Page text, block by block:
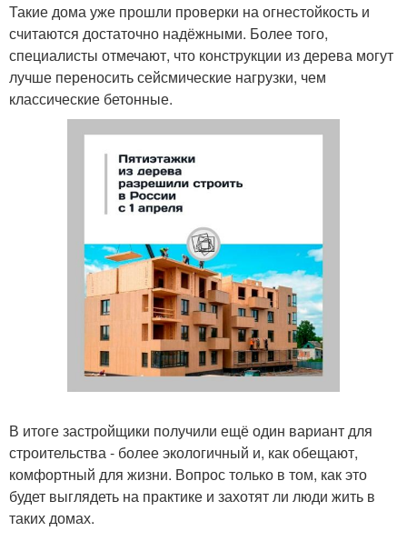
Такие дома уже прошли проверки на огнестойкость и
считаются достаточно надёжными. Более того,
специалисты отмечают, что конструкции из дерева могут
лучше переносить сейсмические нагрузки, чем
классические бетонные.
В итоге застройщики получили ещё один вариант для
строительства - более экологичный и, как обещают,
комфортный для жизни. Вопрос только в том, как это
будет выглядеть на практике и захотят ли люди жить в
таких домах.